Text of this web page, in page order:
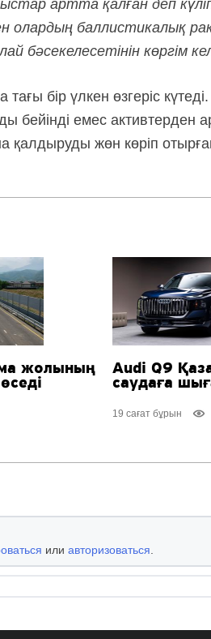
артта қалған деп
олардың баллистикалық
бәсекелесетінін көргім
бір үлкен өзгеріс күтеді.
бейінді емес
қалдыруды жөн көріп
жолының
Audi Q9
саудаға
19 сағат бұрын
или авторизоваться